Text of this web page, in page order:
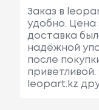
Заказ в
удобно. Цена
доставка
надёжной
после
leopart.kz